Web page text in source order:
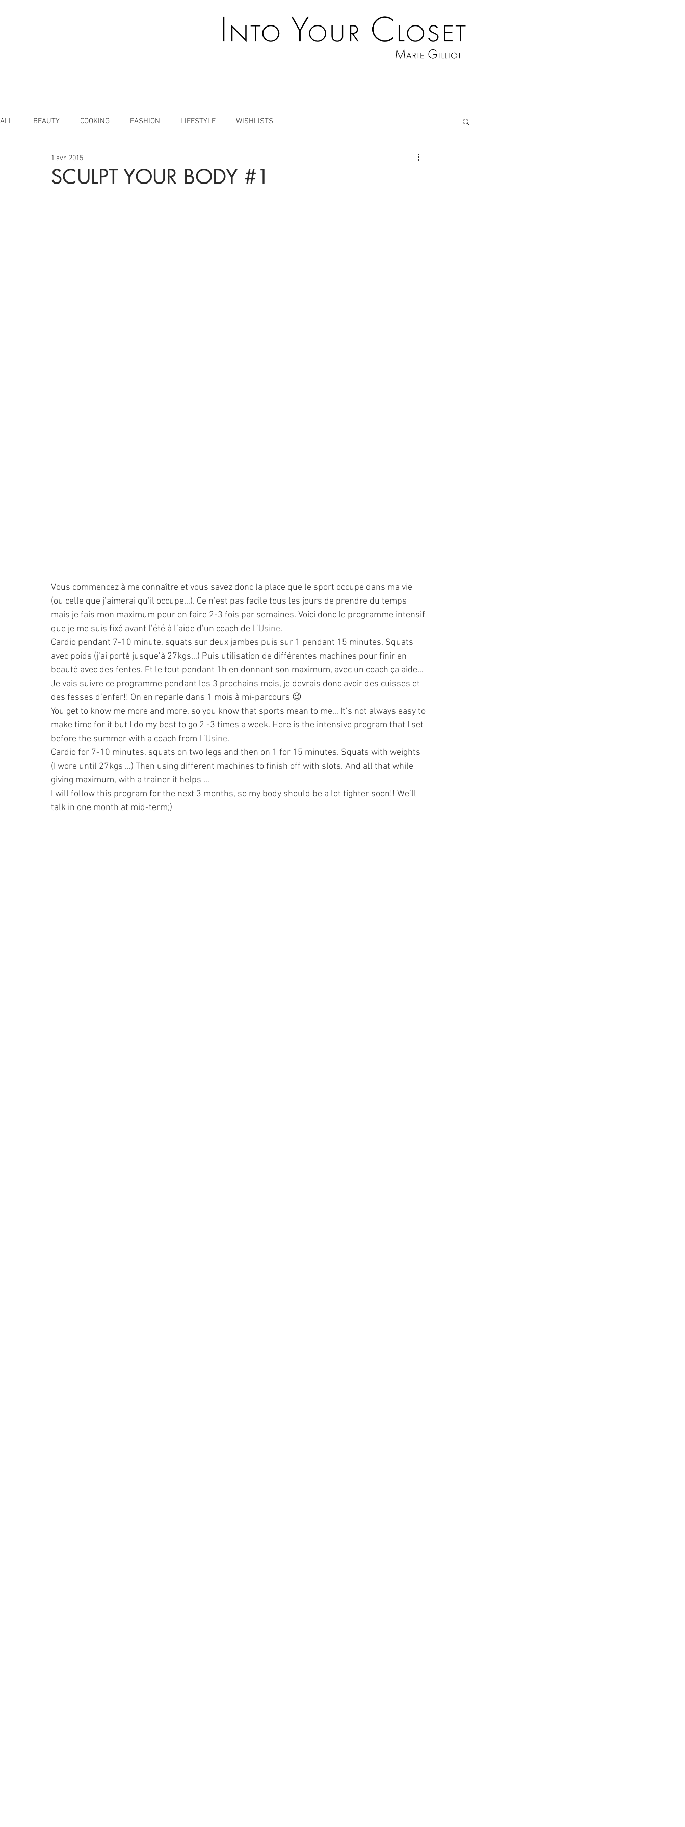
ALL BEAUTY COOKING FASHION LIFESTYLE WISHLISTS
SCULPT YOUR BODY #1
1 avr. 2015
Vous commencez à me connaître et vous savez donc la place que le sport occupe dans ma vie
(ou celle que j’aimerai qu’il occupe…). Ce n’est pas facile tous les jours de prendre du temps
mais je fais mon maximum pour en faire 2-3 fois par semaines. Voici donc le programme intensif
que je me suis fixé avant l’été à l’aide d’un coach de L’Usine.
Cardio pendant 7-10 minute, squats sur deux jambes puis sur 1 pendant 15 minutes. Squats
avec poids (j’ai porté jusque’à 27kgs…) Puis utilisation de différentes machines pour finir en
beauté avec des fentes. Et le tout pendant 1h en donnant son maximum, avec un coach ça aide…
Je vais suivre ce programme pendant les 3 prochains mois, je devrais donc avoir des cuisses et
des fesses d’enfer!! On en reparle dans 1 mois à mi-parcours 😉
You get to know me more and more, so you know that sports mean to me… It’s not always easy to
make time for it but I do my best to go 2 -3 times a week. Here is the intensive program that I set
before the summer with a coach from L’Usine.
Cardio for 7-10 minutes, squats on two legs and then on 1 for 15 minutes. Squats with weights
(I wore until 27kgs …) Then using different machines to finish off with slots. And all that while
giving maximum, with a trainer it helps …
I will follow this program for the next 3 months, so my body should be a lot tighter soon!! We’ll
talk in one month at mid-term;)